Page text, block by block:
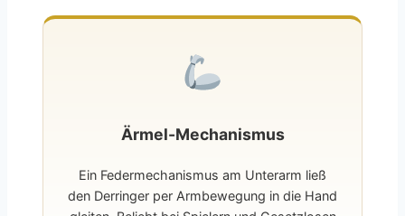
Ärmel-Mechanismus
Ein Federmechanismus am Unterarm ließ
den Derringer per Armbewegung in die Hand